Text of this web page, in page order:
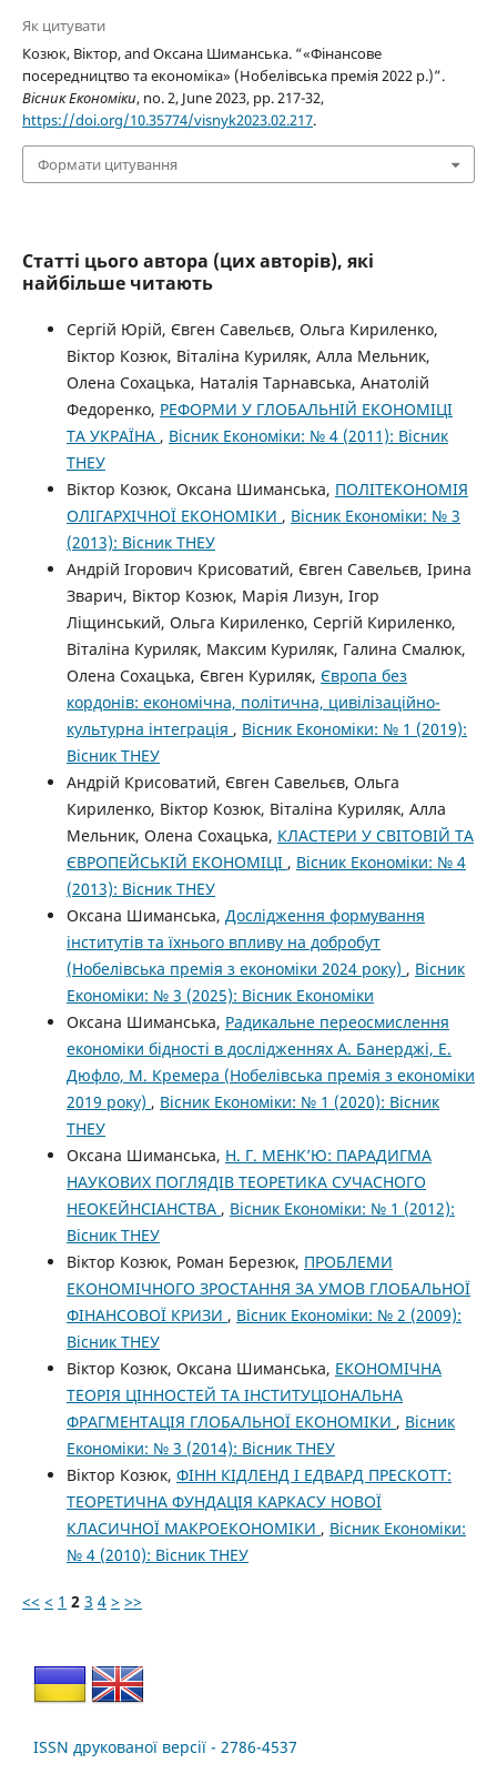
Як цитувати
Козюк, Віктор, and Оксана Шиманська. “«Фінансове
посередництво та економіка» (Нобелівська премія 2022 р.)”.
Вісник Економіки, no. 2, June 2023, pp. 217-32,
https://doi.org/10.35774/visnyk2023.02.217.
Формати цитування
Статті цього автора (цих авторів), які
найбільше читають
Сергій Юрій, Євген Савельєв, Ольга Кириленко,
Віктор Козюк, Віталіна Куриляк, Алла Мельник,
Олена Сохацька, Наталія Тарнавська, Анатолій
Федоренко, РЕФОРМИ У ГЛОБАЛЬНІЙ ЕКОНОМІЦІ
ТА УКРАЇНА , Вісник Економіки: № 4 (2011): Вісник
ТНЕУ
Віктор Козюк, Оксана Шиманська, ПОЛІТЕКОНОМІЯ
ОЛІГАРХІЧНОЇ ЕКОНОМІКИ , Вісник Економіки: № 3
(2013): Вісник ТНЕУ
Андрій Ігорович Крисоватий, Євген Савельєв, Ірина
Зварич, Віктор Козюк, Марія Лизун, Ігор
Ліщинський, Ольга Кириленко, Сергій Кириленко,
Віталіна Куриляк, Максим Куриляк, Галина Смалюк,
Олена Сохацька, Євген Куриляк, Європа без
кордонів: економічна, політична, цивілізаційно-
культурна інтеграція , Вісник Економіки: № 1 (2019):
Вісник ТНЕУ
Андрій Крисоватий, Євген Савельєв, Ольга
Кириленко, Віктор Козюк, Віталіна Куриляк, Алла
Мельник, Олена Сохацька, КЛАСТЕРИ У СВІТОВІЙ ТА
ЄВРОПЕЙСЬКІЙ ЕКОНОМІЦІ , Вісник Економіки: № 4
(2013): Вісник ТНЕУ
Оксана Шиманська, Дослідження формування
інститутів та їхнього впливу на добробут
(Нобелівська премія з економіки 2024 року) , Вісник
Економіки: № 3 (2025): Вісник Економіки
Оксана Шиманська, Радикальне переосмислення
економіки бідності в дослідженнях А. Банерджі, Е.
Дюфло, М. Кремера (Нобелівська премія з економіки
2019 року) , Вісник Економіки: № 1 (2020): Вісник
ТНЕУ
Оксана Шиманська, Н. Г. МЕНК’Ю: ПАРАДИГМА
НАУКОВИХ ПОГЛЯДІВ ТЕОРЕТИКА СУЧАСНОГО
НЕОКЕЙНСІАНСТВА , Вісник Економіки: № 1 (2012):
Вісник ТНЕУ
Віктор Козюк, Роман Березюк, ПРОБЛЕМИ
ЕКОНОМІЧНОГО ЗРОСТАННЯ ЗА УМОВ ГЛОБАЛЬНОЇ
ФІНАНСОВОЇ КРИЗИ , Вісник Економіки: № 2 (2009):
Вісник ТНЕУ
Віктор Козюк, Оксана Шиманська, ЕКОНОМІЧНА
ТЕОРІЯ ЦІННОСТЕЙ ТА ІНСТИТУЦІОНАЛЬНА
ФРАГМЕНТАЦІЯ ГЛОБАЛЬНОЇ ЕКОНОМІКИ , Вісник
Економіки: № 3 (2014): Вісник ТНЕУ
Віктор Козюк, ФІНН КІДЛЕНД І ЕДВАРД ПРЕСКОТТ:
ТЕОРЕТИЧНА ФУНДАЦІЯ КАРКАСУ НОВОЇ
КЛАСИЧНОЇ МАКРОЕКОНОМІКИ , Вісник Економіки:
№ 4 (2010): Вісник ТНЕУ
<< < 1 2 3 4 > >>
ISSN друкованої версії - 2786-4537